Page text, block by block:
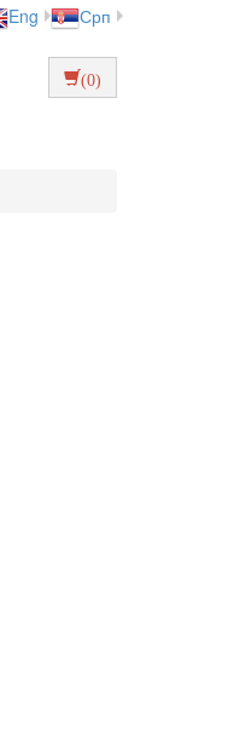
Eng Срп
(0)